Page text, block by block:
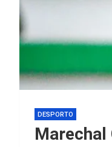
DESPORTO
Marechal